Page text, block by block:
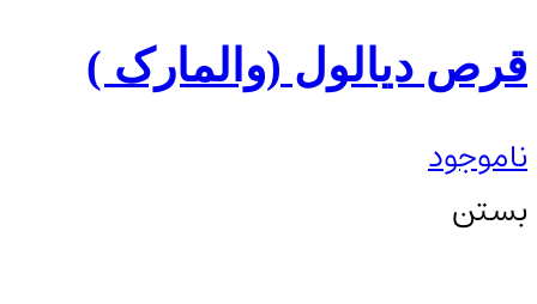
قرص دیالول (والمارک )
ناموجود
بستن